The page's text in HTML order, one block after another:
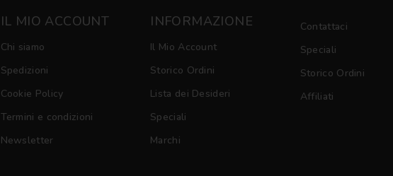
IL MIO ACCOUNT
Chi siamo
Spedizioni
Cookie Policy
Termini e condizioni
Newsletter
INFORMAZIONE
Il Mio Account
Storico Ordini
Lista dei Desideri
Speciali
Marchi
Contattaci
Speciali
Storico Ordini
Affiliati